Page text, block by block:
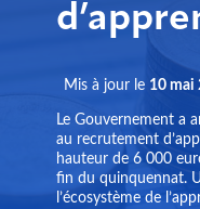
Mis à jour le 10 mai
Le Gouvernement a
au recrutement
hauteur de 6 000
fin du quinquennat.
l’écosystème de